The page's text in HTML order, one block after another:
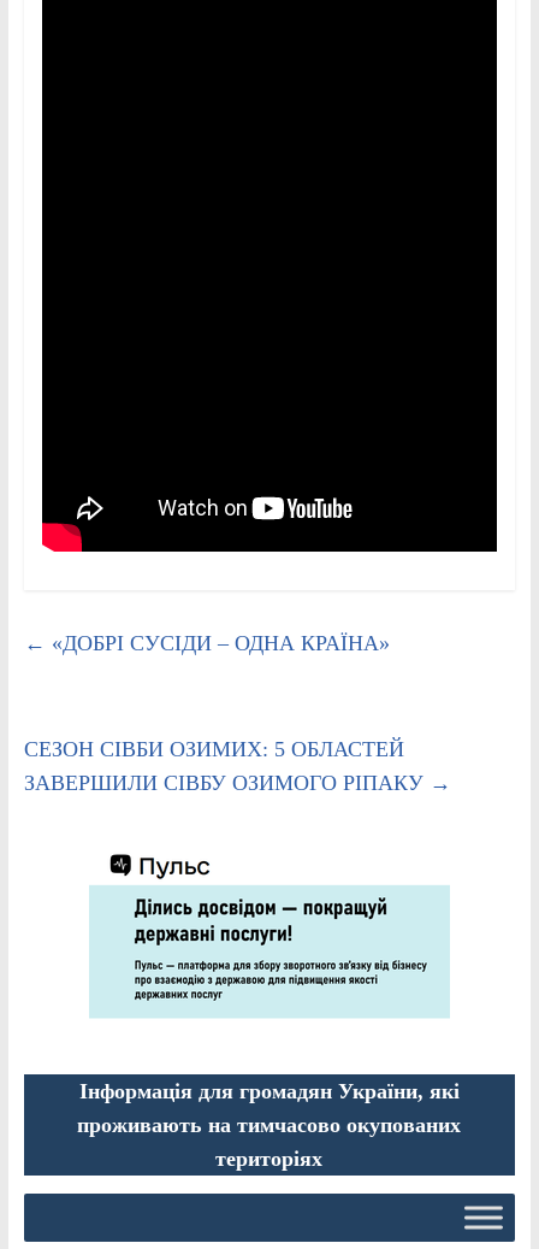
← «ДОБРІ СУСІДИ – ОДНА КРАЇНА»
СЕЗОН СІВБИ ОЗИМИХ: 5 ОБЛАСТЕЙ
ЗАВЕРШИЛИ СІВБУ ОЗИМОГО РІПАКУ →
Інформація для громадян України, які
проживають на тимчасово окупованих
територіях